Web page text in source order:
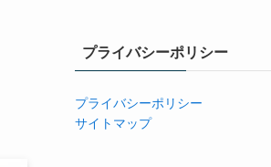
プライバシーポリシー
プライバシーポリシー
サイトマップ